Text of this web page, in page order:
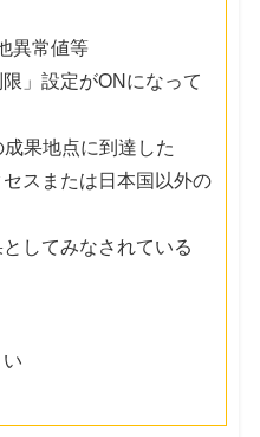
異常値等
」設定がONになって
果地点に到達した
スまたは日本国以外の
してみなされている